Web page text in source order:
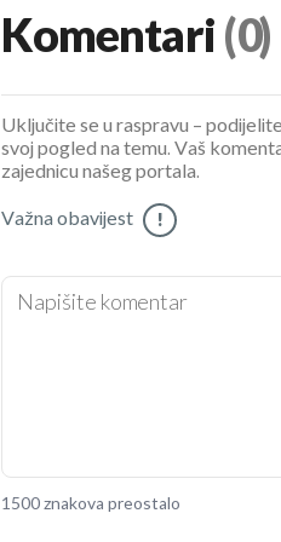
Komentari (0)
Uključite se u raspravu –
svoj pogled na temu. Vaš
zajednicu našeg portala.
Važna obavijest !
1500 znakova preostalo